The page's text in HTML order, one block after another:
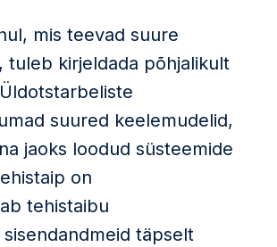
mis teevad suure
tuleb kirjeldada põhjalikult
suured keelemudelid,
jaoks loodud süsteemide
on
tehistaibu
täpselt